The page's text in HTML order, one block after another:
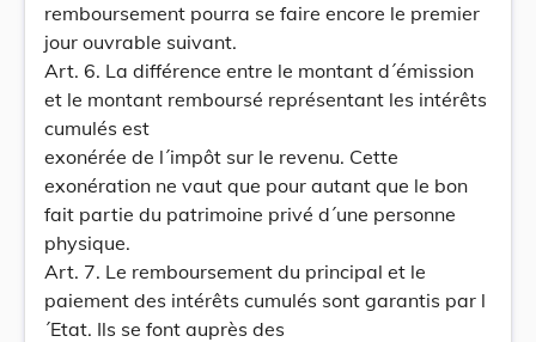
remboursement pourra se faire encore le premier
jour ouvrable suivant.
Art. 6. La différence entre le montant d´émission
et le montant remboursé représentant les intérêts
cumulés est
exonérée de l´impôt sur le revenu. Cette
exonération ne vaut que pour autant que le bon
fait partie du patrimoine privé d´une personne
physique.
Art. 7. Le remboursement du principal et le
paiement des intérêts cumulés sont garantis par l
´Etat. Ils se font auprès des